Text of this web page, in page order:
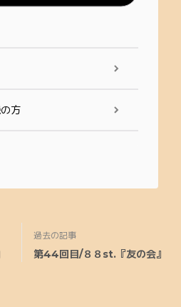
方
過去の記事
第44回目/８８st.『友の会』